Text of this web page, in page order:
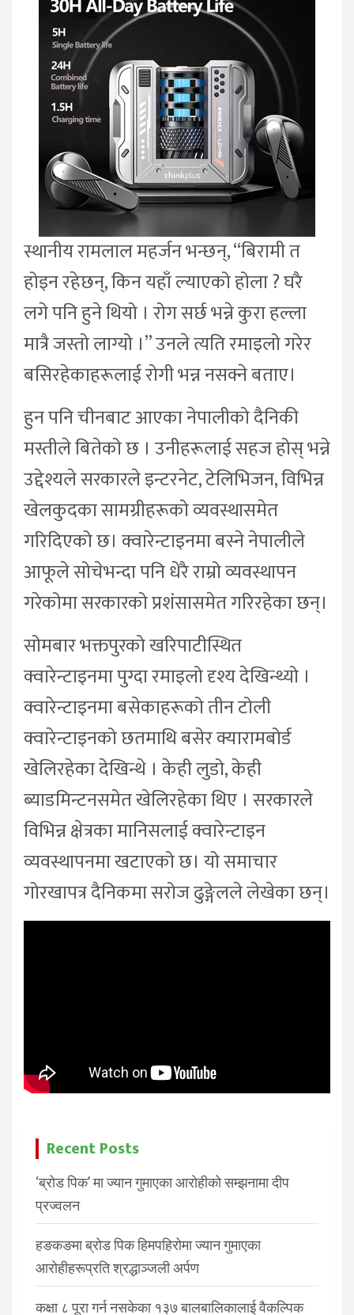
स्थानीय रामलाल महर्जन भन्छन्, “बिरामी त
होइन रहेछन्, किन यहाँ ल्याएको होला ? घरै
लगे पनि हुने थियो । रोग सर्छ भन्ने कुरा हल्ला
मात्रै जस्तो लाग्यो ।” उनले त्यति रमाइलो गरेर
बसिरहेकाहरूलाई रोगी भन्न नसक्ने बताए।
हुन पनि चीनबाट आएका नेपालीको दैनिकी
मस्तीले बितेको छ । उनीहरूलाई सहज होस् भन्ने
उद्देश्यले सरकारले इन्टरनेट, टेलिभिजन, विभिन्न
खेलकुदका सामग्रीहरूको व्यवस्थासमेत
गरिदिएको छ। क्वारेन्टाइनमा बस्ने नेपालीले
आफूले सोचेभन्दा पनि धेरै राम्रो व्यवस्थापन
गरेकोमा सरकारको प्रशंसासमेत गरिरहेका छन्।
सोमबार भक्तपुरको खरिपाटीस्थित
क्वारेन्टाइनमा पुग्दा रमाइलो दृश्य देखिन्थ्यो ।
क्वारेन्टाइनमा बसेकाहरूको तीन टोली
क्वारेन्टाइनको छतमाथि बसेर क्यारामबोर्ड
खेलिरहेका देखिन्थे । केही लुडो, केही
ब्याडमिन्टनसमेत खेलिरहेका थिए । सरकारले
विभिन्न क्षेत्रका मानिसलाई क्वारेन्टाइन
व्यवस्थापनमा खटाएको छ। यो समाचार
गोरखापत्र दैनिकमा सरोज ढुङ्गेलले लेखेका छन्।
Recent Posts
‘ब्रोड पिक’ मा ज्यान गुमाएका आरोहीको सम्झनामा दीप
प्रज्वलन
हङकङमा ब्रोड पिक हिमपहिरोमा ज्यान गुमाएका
आरोहीहरूप्रति श्रद्धाञ्जली अर्पण
कक्षा ८ पूरा गर्न नसकेका १३७ बालबालिकालाई वैकल्पिक